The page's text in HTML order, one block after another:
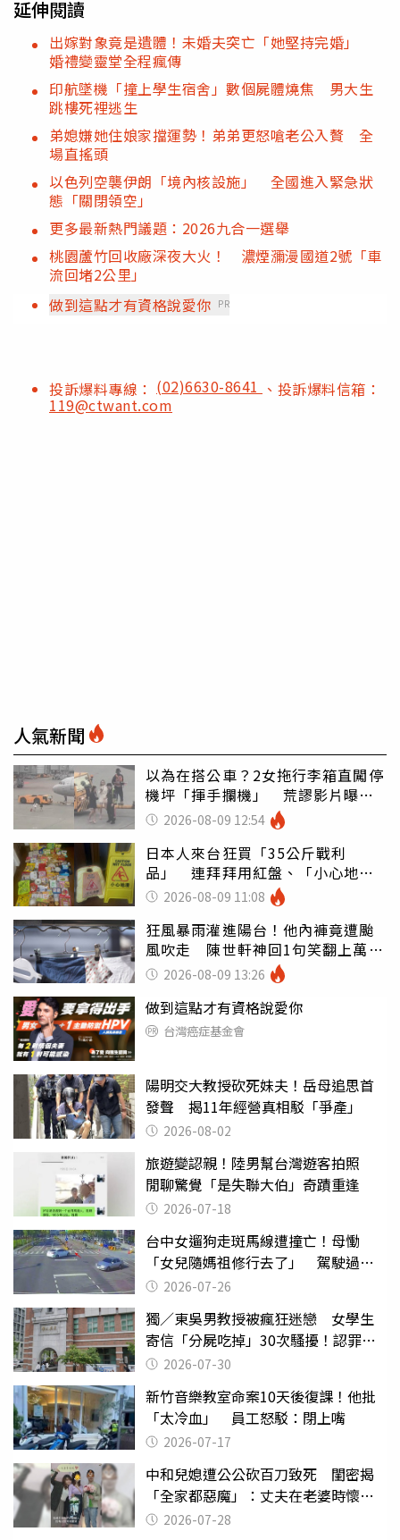
延伸閱讀
出嫁對象竟是遺體！未婚夫突亡「她堅持完婚」
婚禮變靈堂全程瘋傳
印航墜機「撞上學生宿舍」數個屍體燒焦 男大生
跳樓死裡逃生
弟媳嫌她住娘家擋運勢！弟弟更怒嗆老公入贅 全
場直搖頭
以色列空襲伊朗「境內核設施」 全國進入緊急狀
態「關閉領空」
更多最新熱門議題：2026九合一選舉
桃園蘆竹回收廠深夜大火！ 濃煙瀰漫國道2號「車
流回堵2公里」
做到這點才有資格說愛你 PR
投訴爆料專線： (02)6630-8641 、投訴爆料信箱：
119@ctwant.com
人氣新聞
以為在搭公車？2女拖行李箱直闖停
機坪「揮手攔機」 荒謬影片曝網
傻眼2026-08-09 12:54
日本人來台狂買「35公斤戰利
品」 連拜拜用紅盤、「小心地
滑」告示牌也帶回家
2026-08-09 11:08
狂風暴雨灌進陽台！他內褲竟遭颱
風吹走 陳世軒神回1句笑翻上萬網
友 2026-08-09 13:26
做到這點才有資格說愛你
台灣癌症基金會
陽明交大教授砍死妹夫！岳母追思首
發聲 揭11年經營真相駁「爭產」
2026-08-02
旅遊變認親！陸男幫台灣遊客拍照
閒聊驚覺「是失聯大伯」奇蹟重逢
2026-07-18
台中女遛狗走斑馬線遭撞亡！母慟
「女兒隨媽祖修行去了」 駕駛過失
致死判9月
2026-07-26
獨／東吳男教授被瘋狂迷戀 女學生
寄信「分屍吃掉」30次騷擾！認罪免
關 2026-07-30
新竹音樂教室命案10天後復課！他批
「太冷血」 員工怒駁：閉上嘴
2026-07-17
中和兒媳遭公公砍百刀致死 閨密揭
「全家都惡魔」：丈夫在老婆時懷孕
摔東西
2026-07-28